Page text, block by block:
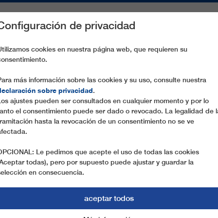
PIEZAS DE RECAMBIO SERVICIO
de privacidad
cookies en nuestra página web, que requieren su
más información sobre las cookies y su uso, consulte nuestra
sobre privacidad.
ajustes pueden ser consultados en cualquier momento y por lo
el consentimiento puede ser dado o revocado. La legalidad de
hasta la revocación de un consentimiento no se ve
Le pedimos que acepte el uso de todas las cookies
todas), pero por supuesto puede ajustar y guardar la
en consecuencia.
aceptar todos